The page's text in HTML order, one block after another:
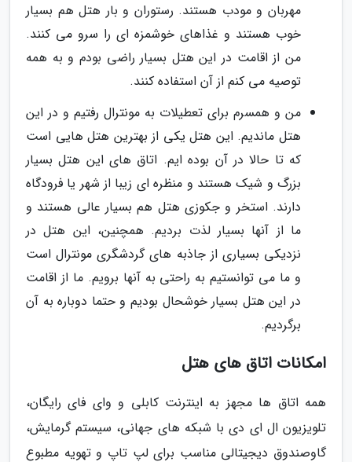
مهربان و مودب هستند. رستوران و بار هتل هم بسیار
خوب هستند و غذاهای خوشمزه ای را سرو می کنند.
من از اقامت در این هتل بسیار راضی بودم و به همه
توصیه می کنم از آن استفاده کنند.
من و همسرم برای تعطیلات به مونترال رفتیم و در این
هتل ماندیم. این هتل یکی از بهترین هتل هایی است
که تا حالا در آن بوده ایم. اتاق های این هتل بسیار
بزرگ و شیک هستند و منظره ای زیبا از شهر یا فرودگاه
دارند. استخر و جکوزی هتل هم بسیار عالی هستند و
ما از آنها بسیار لذت بردیم. همچنین، این هتل در
نزدیکی بسیاری از جاذبه های گردشگری مونترال است
و ما می توانستیم به راحتی به آنها برویم. ما از اقامت
در این هتل بسیار خوشحال بودیم و حتما دوباره به آن
برگردیم.
امکانات اتاق های هتل
همه اتاق ها مجهز به اینترنت کابلی و وای فای رایگان،
تلویزیون ال ای دی با شبکه های جهانی، سیستم گرمایش،
گاوصندوق دیجیتالی مناسب برای لپ تاپ و تهویه مطبوع